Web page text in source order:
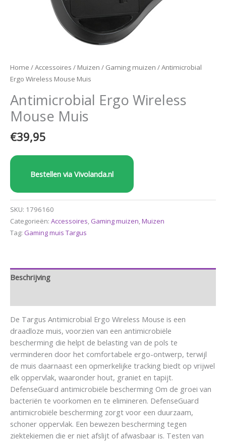
Home /Accessoires / Muizen / Gaming muizen / Antimicrobial
Ergo Wireless Mouse Muis
Antimicrobial Ergo Wireless
Mouse Muis
€39,95
Bestellen via Vivolanda.nl
SKU: 1796160
Categorieën: Accessoires, Gaming muizen,Muizen
Tag: Gaming muis Targus
Beschrijving
De Targus Antimicrobial Ergo Wireless Mouse is een
draadloze muis, voorzien van een antimicrobiële
bescherming die helpt de belasting van de pols te
verminderen door het comfortabele ergo-ontwerp, terwijl
de muis daarnaast een opmerkelijke tracking biedt op vrijwel
elk oppervlak, waaronder hout, graniet en tapijt.
DefenseGuard antimicrobiële bescherming Om de groei van
bacteriën te voorkomen en te elimineren. DefenseGuard
antimicrobiële bescherming zorgt voor een duurzaam,
schoner oppervlak. Een bewezen bescherming tegen
ziektekiemen die er niet afslijt of afwasbaar is. Testen van